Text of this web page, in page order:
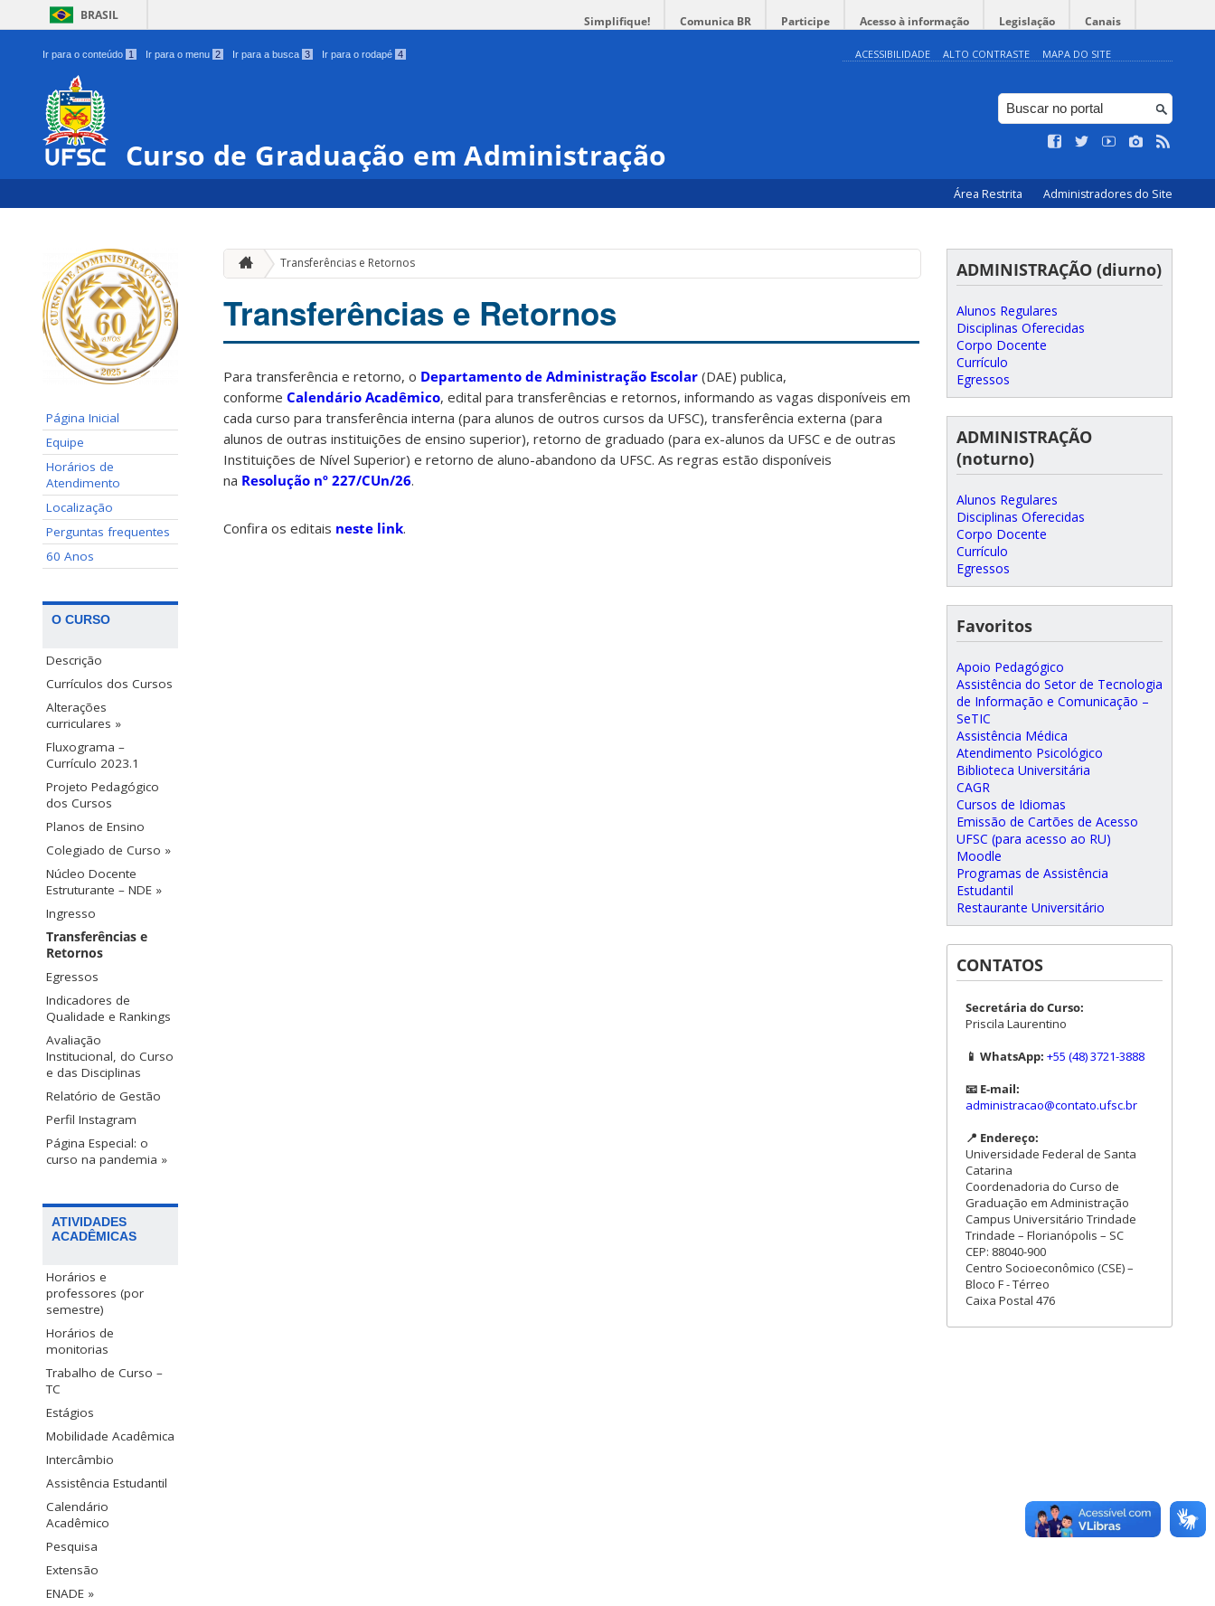
BRASIL Simplifique! Comunica BR Participe Acesso à informação Legislação Canais
Ir para o conteúdo 1 Ir para o menu 2 Ir para a busca 3 Ir para o rodapé 4 ACESSIBILIDADE ALTO CONTRASTE MAPA DO SITE
Curso de Graduação em Administração
Área Restrita Administradores do Site
Página Inicial
Equipe
Horários de
Atendimento
Localização
Perguntas frequentes
60 Anos
O CURSO
Descrição
Currículos dos Cursos
Alterações
curriculares »
Fluxograma –
Currículo 2023.1
Projeto Pedagógico
dos Cursos
Planos de Ensino
Colegiado de Curso »
Núcleo Docente
Estruturante – NDE »
Ingresso
Transferências e
Retornos
Egressos
Indicadores de
Qualidade e Rankings
Avaliação
Institucional, do Curso
e das Disciplinas
Relatório de Gestão
Perfil Instagram
Página Especial: o
curso na pandemia »
ATIVIDADES
ACADÊMICAS
Horários e
professores (por
semestre)
Horários de
monitorias
Trabalho de Curso –
TC
Estágios
Mobilidade Acadêmica
Intercâmbio
Assistência Estudantil
Calendário
Acadêmico
Pesquisa
Extensão
ENADE »
Transferências e Retornos
Transferências e Retornos
Para transferência e retorno, o Departamento de Administração Escolar (DAE) publica,
conforme Calendário Acadêmico, edital para transferências e retornos, informando as vagas disponíveis em
cada curso para transferência interna (para alunos de outros cursos da UFSC), transferência externa (para
alunos de outras instituições de ensino superior), retorno de graduado (para ex-alunos da UFSC e de outras
Instituições de Nível Superior) e retorno de aluno-abandono da UFSC. As regras estão disponíveis
na Resolução nº 227/CUn/26.
Confira os editais neste link.
ADMINISTRAÇÃO (diurno)
Alunos Regulares
Disciplinas Oferecidas
Corpo Docente
Currículo
Egressos
ADMINISTRAÇÃO
(noturno)
Alunos Regulares
Disciplinas Oferecidas
Corpo Docente
Currículo
Egressos
Favoritos
Apoio Pedagógico
Assistência do Setor de Tecnologia
de Informação e Comunicação –
SeTIC
Assistência Médica
Atendimento Psicológico
Biblioteca Universitária
CAGR
Cursos de Idiomas
Emissão de Cartões de Acesso
UFSC (para acesso ao RU)
Moodle
Programas de Assistência
Estudantil
Restaurante Universitário
CONTATOS
Secretária do Curso:
Priscila Laurentino
📱 WhatsApp: +55 (48) 3721-3888
📧 E-mail:
administracao@contato.ufsc.br
📍 Endereço:
Universidade Federal de Santa
Catarina
Coordenadoria do Curso de
Graduação em Administração
Campus Universitário Trindade
Trindade – Florianópolis – SC
CEP: 88040-900
Centro Socioeconômico (CSE) –
Bloco F - Térreo
Caixa Postal 476